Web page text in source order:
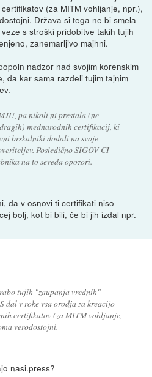
(za MITM vohljanje, npr.),
Država si tega ne bi smela
s stroški pridobitve takih tujih
zanemarljivo majhni.
nadzor nad svojim korenskim
da kar sama razdeli tujim tajnim
pa nikoli ni prestala (ne
mednarodnih certifikacij, ki
brskalniki dodali na svoje
Posledično SIGOV-CI
na to seveda opozori.
da v osnovi ti certifikati niso
bolj, kot bi bili, če bi jih izdal npr.
tujih "zaupanja vrednih"
dal v roke vsa orodja za kreacijo
certifikatov (za MITM vohljanje,
verodostojni.
nasi.press?